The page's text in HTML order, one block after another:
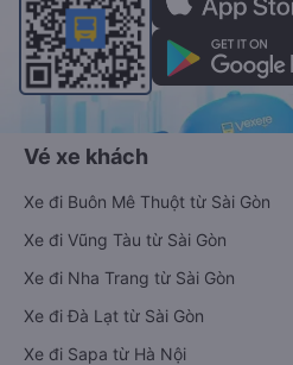
Vé xe khách
Xe đi Buôn Mê Thuột từ Sài Gòn
Xe đi Vũng Tàu từ Sài Gòn
Xe đi Nha Trang từ Sài Gòn
Xe đi Đà Lạt từ Sài Gòn
Xe đi Sapa từ Hà Nội